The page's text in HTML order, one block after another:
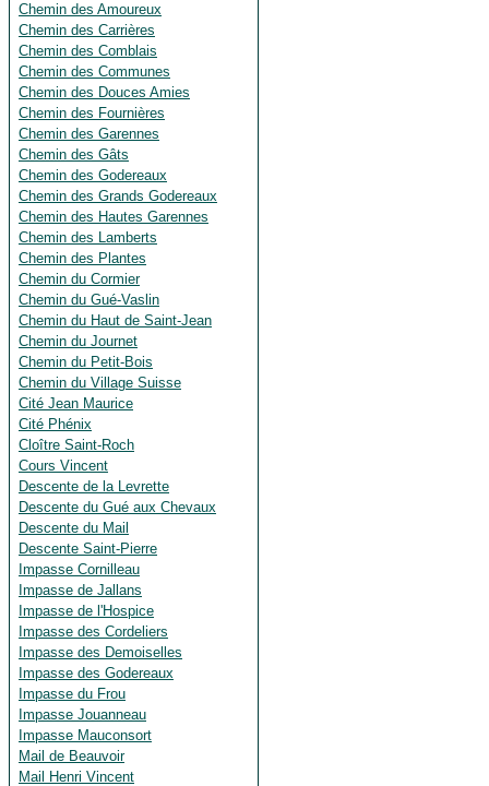
Chemin des Amoureux
Chemin des Carrières
Chemin des Comblais
Chemin des Communes
Chemin des Douces Amies
Chemin des Fournières
Chemin des Garennes
Chemin des Gâts
Chemin des Godereaux
Chemin des Grands Godereaux
Chemin des Hautes Garennes
Chemin des Lamberts
Chemin des Plantes
Chemin du Cormier
Chemin du Gué-Vaslin
Chemin du Haut de Saint-Jean
Chemin du Journet
Chemin du Petit-Bois
Chemin du Village Suisse
Cité Jean Maurice
Cité Phénix
Cloître Saint-Roch
Cours Vincent
Descente de la Levrette
Descente du Gué aux Chevaux
Descente du Mail
Descente Saint-Pierre
Impasse Cornilleau
Impasse de Jallans
Impasse de l'Hospice
Impasse des Cordeliers
Impasse des Demoiselles
Impasse des Godereaux
Impasse du Frou
Impasse Jouanneau
Impasse Mauconsort
Mail de Beauvoir
Mail Henri Vincent